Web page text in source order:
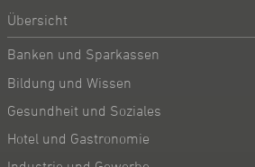
Übersicht
Banken und Sparkassen
Bildung und Wissen
Gesundheit und Soziales
Hotel und Gastronomie